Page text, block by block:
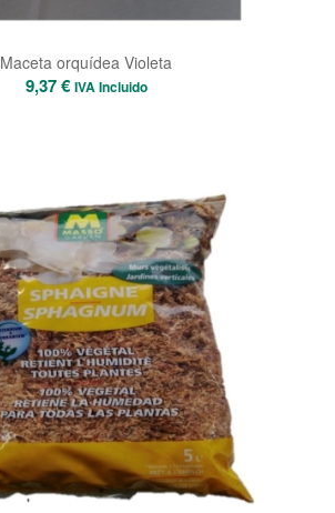
Maceta orquídea Violeta
9,37€ IVA Incluido